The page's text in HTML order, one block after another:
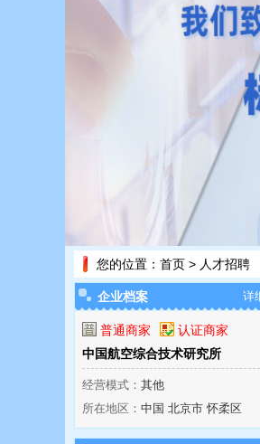
您的位置： 首页 > 人才招聘
企业档案 详
普通商家
认证商家
中国航空综合技术研究所
经营模式： 其他
所在地区： 中国 北京市 怀柔区